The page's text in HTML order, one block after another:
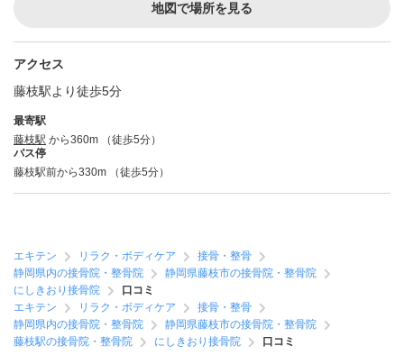
地図で場所を見る
アクセス
藤枝駅より徒歩5分
最寄駅
藤枝駅 から360m （徒歩5分）
バス停
藤枝駅前から330m （徒歩5分）
エキテン リラク・ボディケア
接骨・整骨
静岡県内の接骨院・整骨院
静岡県藤枝市の接骨院・整骨院
にしきおり接骨院
口コミ
エキテン
リラク・ボディケア
接骨・整骨
静岡県内の接骨院・整骨院
静岡県藤枝市の接骨院・整骨院
藤枝駅の接骨院・整骨院
にしきおり接骨院 口コミ